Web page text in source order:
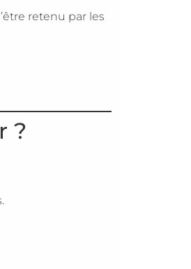
retenu par les
?